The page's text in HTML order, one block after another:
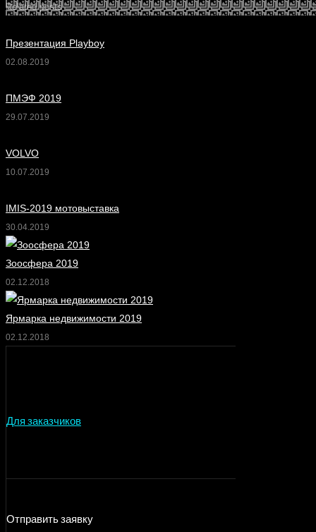
Related posts
Презентация Playboy
02.08.2019
ПМЭФ 2019
29.07.2019
VOLVO
10.07.2019
IMIS-2019 мотовыставка
30.04.2019
Зоосфера 2019
02.12.2018
Ярмарка недвижимости 2019
02.12.2018
Для заказчиков
Отправить заявку